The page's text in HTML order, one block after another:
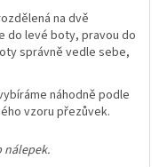
na dvě
do levé boty, pravou do
správně vedle sebe,
náhodně podle
vzoru přezůvek.
nálepek.